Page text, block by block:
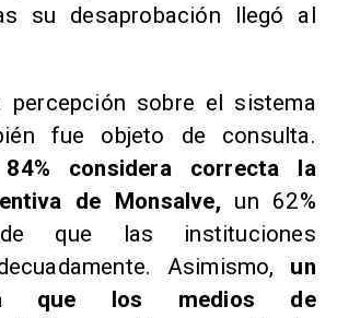
su desaprobación llegó al
percepción sobre el sistema
fue objeto de consulta.
considera correcta la
de Monsalve, un 62%
que las instituciones
Asimismo, un
que los medios de